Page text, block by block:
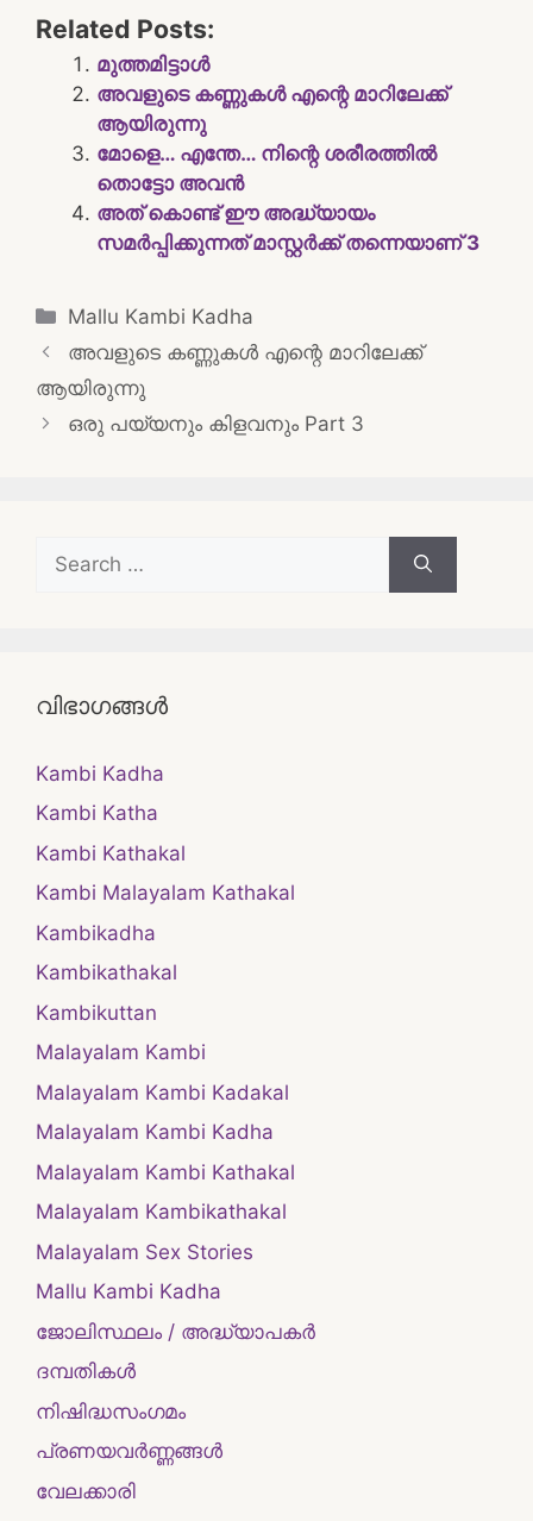
Related Posts:
മുത്തമിട്ടാൾ
അവളുടെ കണ്ണുകൾ എന്റെ മാറിലേക്ക്
ആയിരുന്നു
മോളെ… എന്തേ… നിന്റെ ശരീരത്തിൽ
തൊട്ടോ അവൻ
അത് കൊണ്ട് ഈ അദ്ധ്യായം
സമർപ്പിക്കുന്നത് മാസ്റ്റർക്ക് തന്നെയാണ് 3
Categories
Mallu Kambi Kadha
Post
navigation
അവളുടെ കണ്ണുകൾ എന്റെ മാറിലേക്ക്
ആയിരുന്നു
ഒരു പയ്യനും കിളവനും Part 3
for:
വിഭാഗങ്ങൾ
Kambi Kadha
Kambi Katha
Kambi Kathakal
Kambi Malayalam Kathakal
Kambikadha
Kambikathakal
Kambikuttan
Malayalam Kambi
Malayalam Kambi Kadakal
Malayalam Kambi Kadha
Malayalam Kambi Kathakal
Malayalam Kambikathakal
Malayalam Sex Stories
Mallu Kambi Kadha
ജോലിസ്ഥലം / അദ്ധ്യാപകർ
ദമ്പതികള്‍
നിഷിദ്ധസംഗമം
പ്രണയവർണ്ണങ്ങൾ
വേലക്കാരി